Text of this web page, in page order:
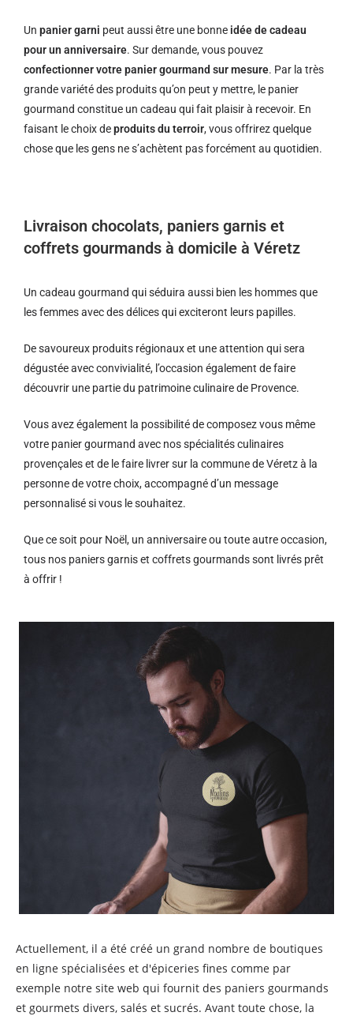
Un panier garni peut aussi être une bonne idée de cadeau
pour un anniversaire. Sur demande, vous pouvez
confectionner votre panier gourmand sur mesure. Par la très
grande variété des produits qu’on peut y mettre, le panier
gourmand constitue un cadeau qui fait plaisir à recevoir. En
faisant le choix deproduits du terroir, vous offrirez quelque
chose que les gens ne s’achètent pas forcément au quotidien.
Livraison chocolats, paniers garnis et
coffrets gourmands à domicile à Véretz
Un cadeau gourmand qui séduira aussi bien les hommes que
les femmes avec des délices qui exciteront leurs papilles.
De savoureux produits régionaux et une attention qui sera
dégustée avec convivialité, l’occasion également de faire
découvrir une partie du patrimoine culinaire de Provence.
Vous avez également la possibilité de composez vous même
votre panier gourmand avec nos spécialités culinaires
provençales et de le faire livrer sur la commune de Véretz à la
personne de votre choix, accompagné d’un message
personnalisé si vous le souhaitez.
Que ce soit pour Noël, un anniversaire ou toute autre occasion,
tous nos paniers garnis et coffrets gourmands sont livrés prêt
à offrir !
Actuellement, il a été créé un grand nombre de boutiques
en ligne spécialisées et d'épiceries fines comme par
exemple notre site web qui fournit des paniers gourmands
et gourmets divers, salés et sucrés. Avant toute chose, la